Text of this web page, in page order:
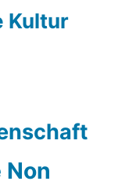
Kultur